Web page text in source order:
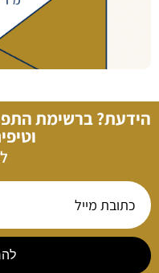
הידעת? ברשימת